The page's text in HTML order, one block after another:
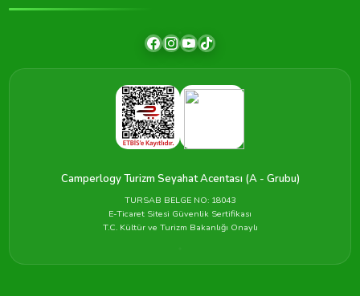
Camperlogy Turizm Seyahat Acentası (A - Grubu)
TURSAB BELGE NO: 18043
E-Ticaret Sitesi Güvenlik Sertifikası
T.C. Kültür ve Turizm Bakanlığı Onaylı